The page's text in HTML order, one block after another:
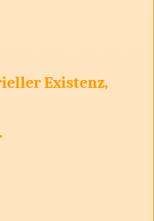
Existenz,